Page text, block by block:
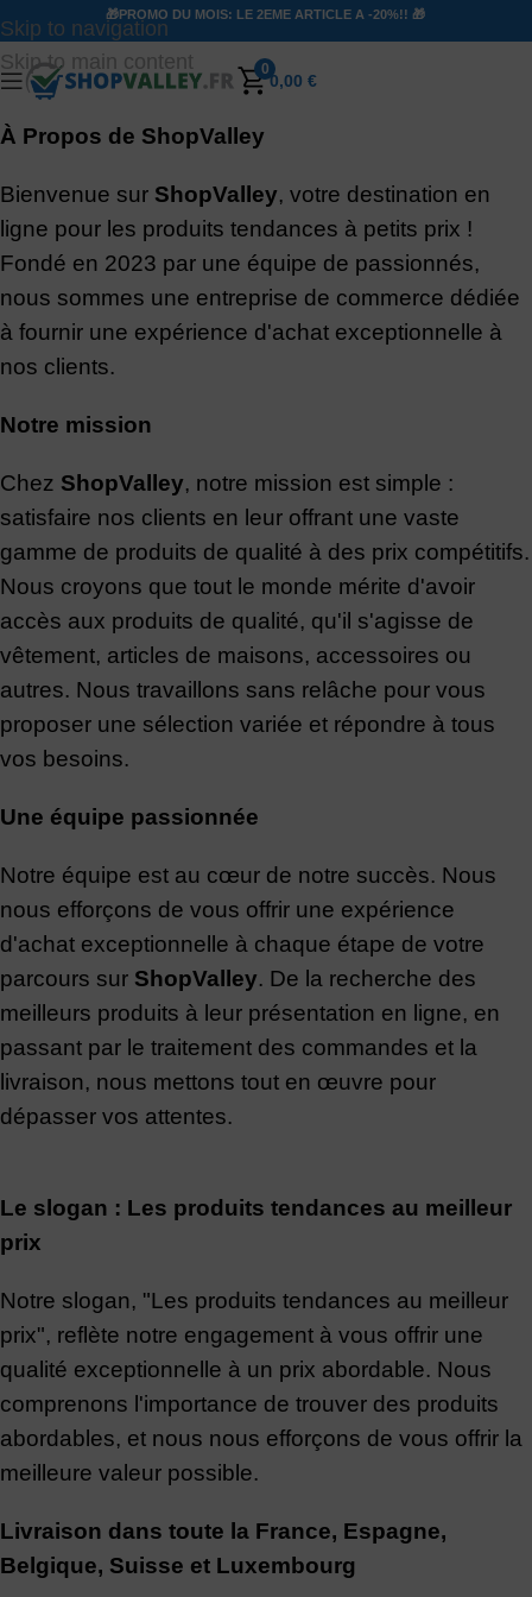
Skip to navigation
Skip to main content
🎁PROMO DU MOIS: LE 2EME ARTICLE A -20%!! 🎁
0
0,00 €
À Propos de ShopValley
Bienvenue sur ShopValley, votre destination en
ligne pour les produits tendances à petits prix !
Fondé en 2023 par une équipe de passionnés,
nous sommes une entreprise de commerce dédiée
à fournir une expérience d'achat exceptionnelle à
nos clients.
Notre mission
Chez ShopValley, notre mission est simple :
satisfaire nos clients en leur offrant une vaste
gamme de produits de qualité à des prix compétitifs.
Nous croyons que tout le monde mérite d'avoir
accès aux produits de qualité, qu'il s'agisse de
vêtement, articles de maisons, accessoires ou
autres. Nous travaillons sans relâche pour vous
proposer une sélection variée et répondre à tous
vos besoins.
Une équipe passionnée
Notre équipe est au cœur de notre succès. Nous
nous efforçons de vous offrir une expérience
d'achat exceptionnelle à chaque étape de votre
parcours sur ShopValley. De la recherche des
meilleurs produits à leur présentation en ligne, en
passant par le traitement des commandes et la
livraison, nous mettons tout en œuvre pour
dépasser vos attentes.
Le slogan : Les produits tendances au meilleur
prix
Notre slogan, "Les produits tendances au meilleur
prix", reflète notre engagement à vous offrir une
qualité exceptionnelle à un prix abordable. Nous
comprenons l'importance de trouver des produits
abordables, et nous nous efforçons de vous offrir la
meilleure valeur possible.
Livraison dans toute la France, Espagne,
Belgique, Suisse et Luxembourg